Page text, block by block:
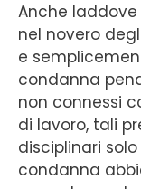
Anche
nel novero
e
condanna
non connessi
di lavoro, tali
disciplinari
condanna